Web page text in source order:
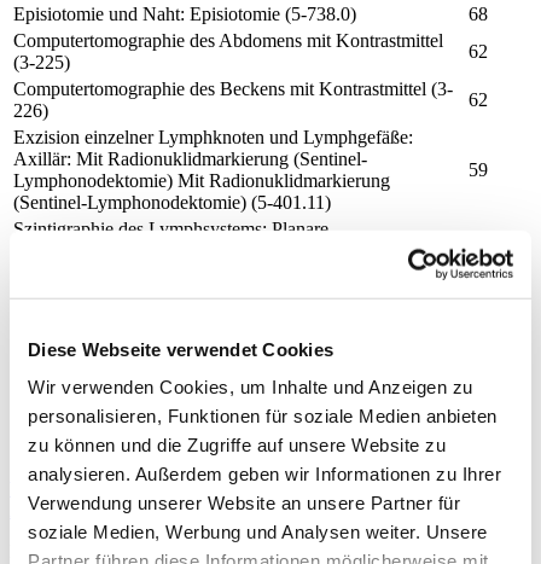
Diese Webseite verwendet Cookies
Wir verwenden Cookies, um Inhalte und Anzeigen zu
personalisieren, Funktionen für soziale Medien anbieten
zu können und die Zugriffe auf unsere Website zu
analysieren. Außerdem geben wir Informationen zu Ihrer
Verwendung unserer Website an unsere Partner für
soziale Medien, Werbung und Analysen weiter. Unsere
Episiotomie und Naht: Episiotomie (5-738.0)
68
Computertomographie des Abdomens mit Kontrastmittel
(3-225)
62
Computertomographie des Beckens mit Kontrastmittel (3-
226)
62
Exzision einzelner Lymphknoten und Lymphgefäße:
Axillär: Mit Radionuklidmarkierung (Sentinel-
Lymphonodektomie) Mit Radionuklidmarkierung
(Sentinel-Lymphonodektomie) (5-401.11)
59
Szintigraphie des Lymphsystems: Planare
Lymphszintigraphie zur Lokalisationsdiagnostik: Mit Gabe
von radioaktiv markierten ungerichteten Substanzen Mit
Gabe von radioaktiv markierten ungerichteten Substanzen
56
Medizinische Leistungsangebote (lt. Auswahllisten)
Krankheiten nach ICD
Ambulante Behandlungsmöglichkeiten
Ambulante Operationen
Weitere Informationen zur Fachabteilung
Ambulante D-Arzt Zulassung
Nein